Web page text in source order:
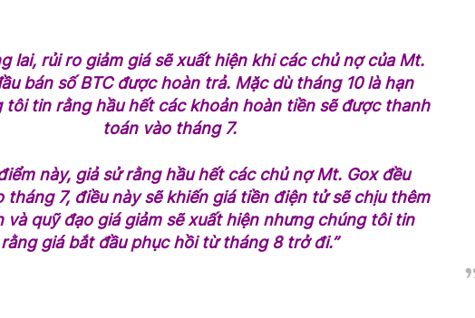
lai, rủi ro giảm giá sẽ xuất hiện khi các chủ nợ của Mt.
bán số BTC được hoàn trả. Mặc dù tháng 10 là hạn
tôi tin rằng hầu hết các khoản hoàn tiền sẽ được thanh
toán vào tháng 7.
này, giả sử rằng hầu hết các chủ nợ Mt. Gox đều
tháng 7, điều này sẽ khiến giá tiền điện tử sẽ chịu thêm
và quỹ đạo giá giảm sẽ xuất hiện nhưng chúng tôi tin
rằng giá bắt đầu phục hồi từ tháng 8 trở đi.”